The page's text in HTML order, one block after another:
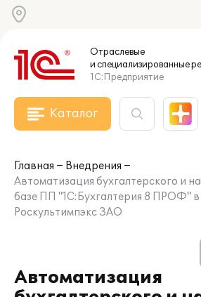
Отраслевые
и специализированные
1С:Предприятие
Каталог
Главная
Внедрения
Автоматизация бухгалтерского и
базе ПП "1С:Бухгалтерия 8 ПРОФ"
Роскультимпэкс ЗАО
Автоматизация